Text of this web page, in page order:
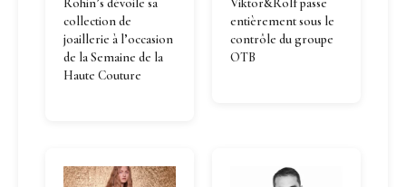
collection de
joaillerie à l’occasion
de la Semaine de la
Haute Couture
entièrement sous le
contrôle du groupe
OTB